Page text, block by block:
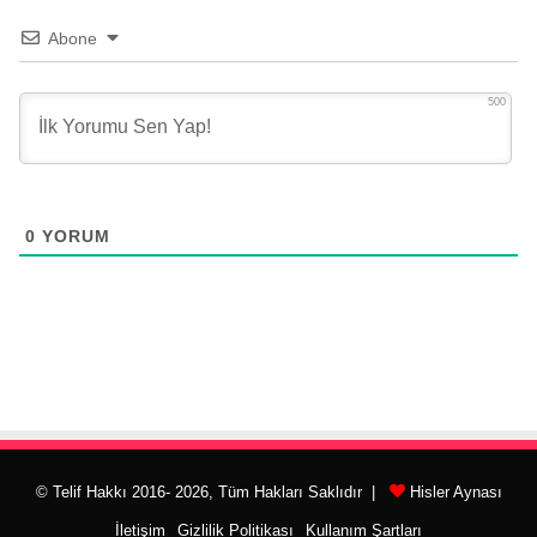
Abone
500
0 YORUM
© Telif Hakkı 2016- 2026, Tüm Hakları Saklıdır | Hisler Aynası
İletişim Gizlilik Politikası Kullanım Şartları